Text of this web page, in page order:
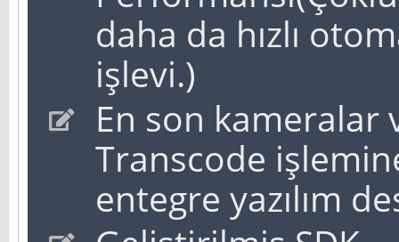
daha da hızlı
işlevi.)
En son kameralar
Transcode
entegre yazılım